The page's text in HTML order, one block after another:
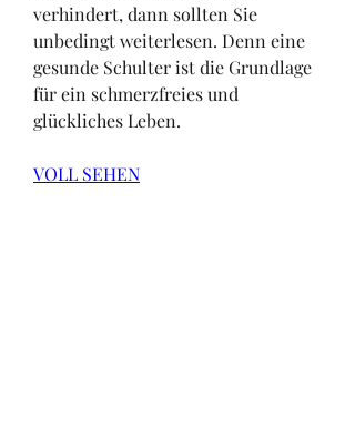
verhindert, dann sollten Sie
unbedingt weiterlesen. Denn eine
gesunde Schulter ist die Grundlage
für ein schmerzfreies und
glückliches Leben.
VOLL SEHEN